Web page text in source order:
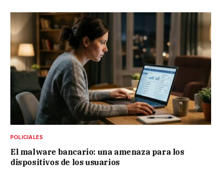
POLICIALES
El malware bancario: una amenaza para los
dispositivos de los usuarios